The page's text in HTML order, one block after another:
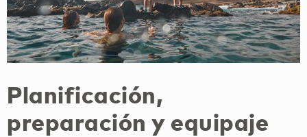
Planificación,
preparación y equipaje